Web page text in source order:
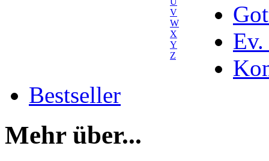
V
W
X
Y
Z
Ev.
Bestseller
Mehr über...